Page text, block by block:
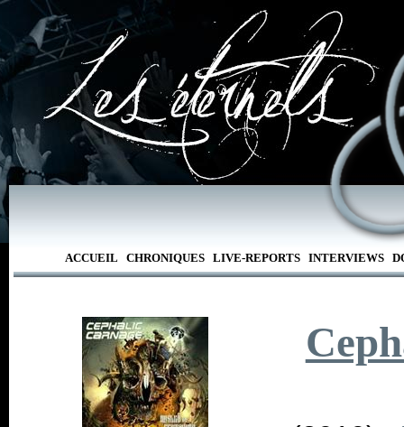
ACCUEIL CHRONIQUES LIVE-REPORTS INTERVIEWS